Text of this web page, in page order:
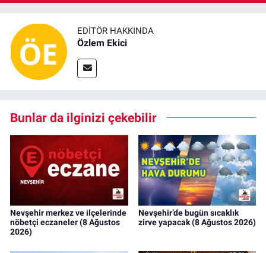
EDITÖR HAKKINDA
Özlem Ekici
Bunlar da ilginizi çekebilir
Nevşehir merkez ve ilçelerinde
nöbetçi eczaneler (8 Ağustos
2026)
Nevşehir’de bugün sıcaklık
zirve yapacak (8 Ağustos 2026)